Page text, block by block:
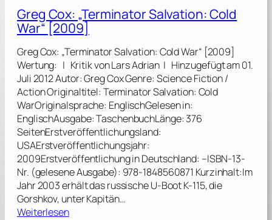
Greg Cox: „Terminator Salvation: Cold
War“ [2009]
Greg Cox: „Terminator Salvation: Cold War“ [2009]
Wertung: | Kritik von Lars Adrian | Hinzugefügt am 01.
Juli 2012 Autor: Greg Cox Genre: Science Fiction /
Action Originaltitel: Terminator Salvation: Cold
WarOriginalsprache: EnglischGelesen in:
EnglischAusgabe: TaschenbuchLänge: 376
SeitenErstveröffentlichungsland:
USAErstveröffentlichungsjahr:
2009Erstveröffentlichung in Deutschland: –ISBN-13-
Nr. (gelesene Ausgabe): 978-1848560871 Kurzinhalt:Im
Jahr 2003 erhält das russische U-Boot K-115, die
Gorshkov, unter Kapitän…
Weiterlesen: